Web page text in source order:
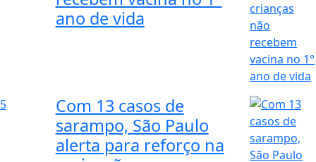
ano de vida
5
Com 13 casos de
sarampo, São Paulo
alerta para reforço na